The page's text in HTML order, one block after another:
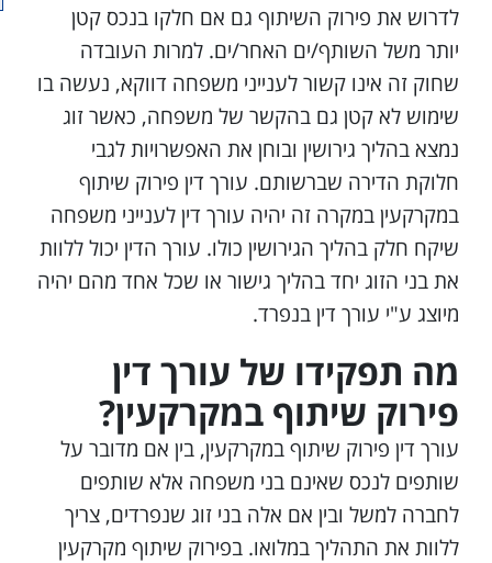
לדרוש את פירוק השיתוף גם אם חלקו בנכס קטן
יותר משל השותף/ים האחר/ים. למרות העובדה
שחוק זה אינו קשור לענייני משפחה דווקא, נעשה בו
שימוש לא קטן גם בהקשר של משפחה, כאשר זוג
נמצא בהליך גירושין ובוחן את האפשרויות לגבי
חלוקת הדירה שברשותם. עורך דין פירוק שיתוף
במקרקעין במקרה זה יהיה עורך דין לענייני משפחה
שיקח חלק בהליך הגירושין כולו. עורך הדין יכול ללוות
את בני הזוג יחד בהליך גישור או שכל אחד מהם יהיה
מיוצג ע"י עורך דין בנפרד.
מה תפקידו של עורך דין
פירוק שיתוף במקרקעין?
עורך דין פירוק שיתוף במקרקעין, בין אם מדובר על
שותפים לנכס שאינם בני משפחה אלא שותפים
לחברה למשל ובין אם אלה בני זוג שנפרדים, צריך
ללוות את התהליך במלואו. בפירוק שיתוף מקרקעין